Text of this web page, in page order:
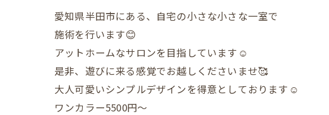
愛知県半田市にある、自宅の小さな小さな一室で
施術を行います😊
アットホームなサロンを目指しています☺️
是非、遊びに来る感覚でお越しくださいませ🥰
大人可愛いシンプルデザインを得意としております☺️
ワンカラー5500円〜